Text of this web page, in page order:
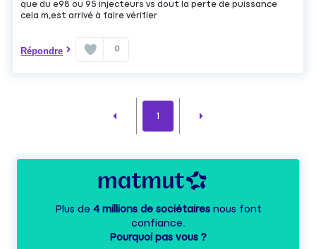
que du e98 ou 95 injecteurs vs dout la perte de puissance
cela m,est arrivé à faire vérifier
Répondre 0
1
Plus de 4 millions de sociétairesnous font
confiance.
Pourquoi pas vous ?